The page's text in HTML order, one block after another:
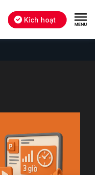
Kích hoạt